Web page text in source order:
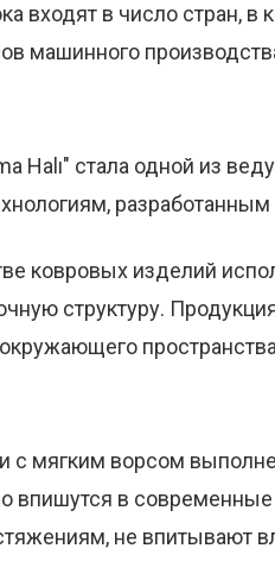
входят в число стран,
машинного
Halı" стала одной из
разработанным
ковровых изделий
структуру.
с мягким ворсом
впишутся в
не впитывают